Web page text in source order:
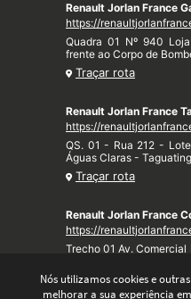
Renault Jorlan France
https://
Quadra 01 Nº 940
frente ao Corpo de
Traçar rota
Renault Jorlan France
https://
QS. 01 - Rua 212 -
Águas Claras -
Traçar rota
Renault Jorlan France
https://
Trecho 01 Av.
Traçar rota
Nós utilizamos cookies e
melhorar a sua experiência